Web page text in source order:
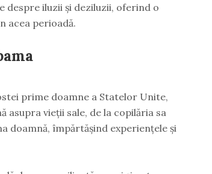
despre iluzii și deziluzii, oferind o
acea perioadă.
prime doamne a Statelor Unite,
asupra vieții sale, de la copilăria sa
doamnă, împărtășind experiențele și